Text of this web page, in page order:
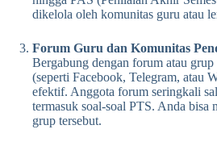
dikelola oleh komunitas guru atau
Forum Guru dan Komunitas
Bergabung dengan forum atau
(seperti Facebook, Telegram, atau
efektif. Anggota forum seringkali
termasuk soal-soal PTS. Anda bisa
grup tersebut.